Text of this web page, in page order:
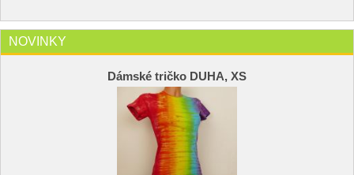
NOVINKY
Dámské tričko DUHA, XS